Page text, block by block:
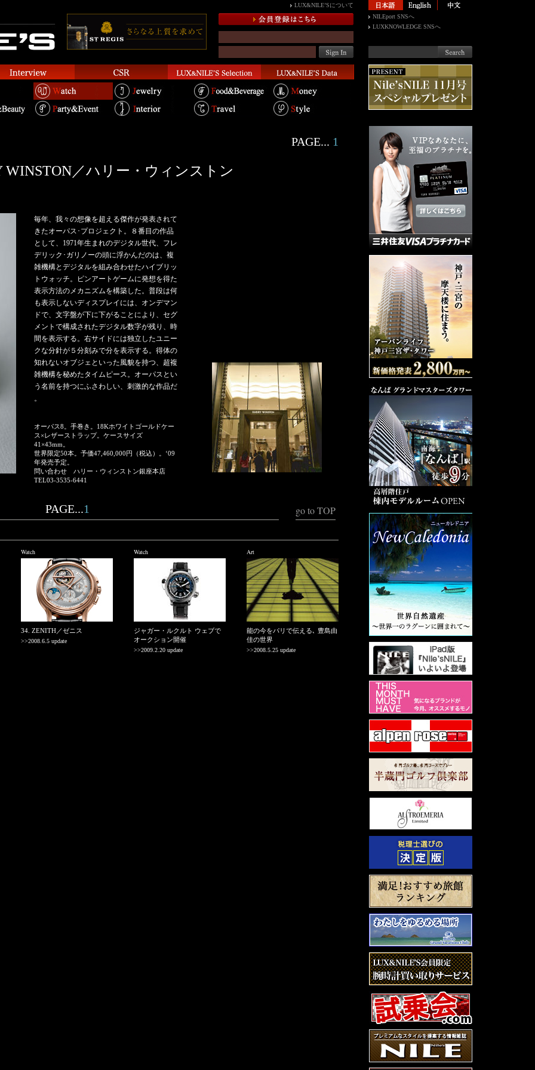
LUX&NILE’Sについて
NILEport SNSへ
LUXKNOWLEDGE SNSへ
PAGE... 1
WINSTON／ハリー・ウィンストン
毎年、我々の想像を超える傑作が発表されて
きたオーパス･プロジェクト。８番目の作品
として、1971年生まれのデジタル世代、フレ
デリック･ガリノーの頭に浮かんだのは、複
雑機構とデジタルを組み合わせたハイブリッ
トウォッチ。ピンアートゲームに発想を得た
表示方法のメカニズムを構築した。普段は何
も表示しないディスプレイには、オンデマン
ドで、文字盤が下に下がることにより、セグ
メントで構成されたデジタル数字が残り、時
間を表示する。右サイドには独立したユニー
クな分針が５分刻みで分を表示する。得体の
知れないオブジェといった風貌を持つ、超複
雑機構を秘めたタイムピース。オーパスとい
う名前を持つにふさわしい、刺激的な作品だ
。
オーパス8。手巻き。18Kホワイトゴールドケー
ス×レザーストラップ。ケースサイズ
41×43mm。
世界限定50本。予価47,460,000円（税込）。‘09
年発売予定。
問い合わせ ハリー・ウィンストン銀座本店
TEL03-3535-6441
go to TOP
PAGE...1
Watch
34. ZENITH／ゼニス
>>2008.6.5 update
Watch
ジャガー・ルクルト ウェブで
オークション開催
>>2009.2.20 update
Art
能の今をパリで伝える､ 豊島由
佳の世界
>>2008.5.25 update